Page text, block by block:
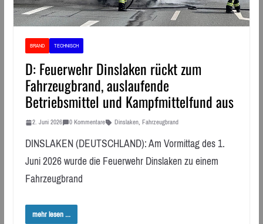
BRAND TECHNISCH
D: Feuerwehr Dinslaken rückt zum
Fahrzeugbrand, auslaufende
Betriebsmittel und Kampfmittelfund aus
2. Juni 2026 0 Kommentare Dinslaken, Fahrzeugbrand
DINSLAKEN (DEUTSCHLAND): Am Vormittag des 1.
Juni 2026 wurde die Feuerwehr Dinslaken zu einem
Fahrzeugbrand
mehr lesen ...